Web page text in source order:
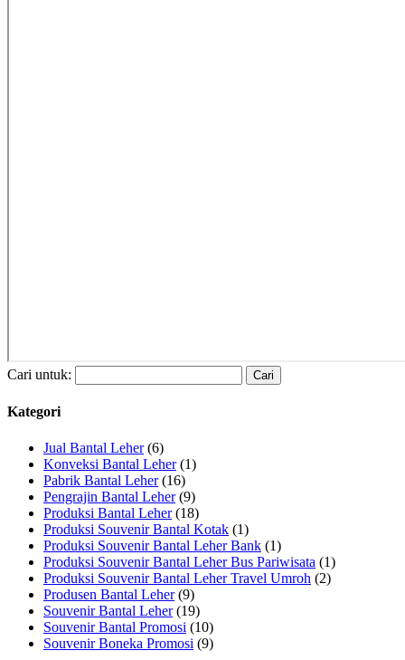
Cari untuk:
Kategori
Jual Bantal Leher(6)
Konveksi Bantal Leher(1)
Pabrik Bantal Leher(16)
Pengrajin Bantal Leher(9)
Produksi Bantal Leher(18)
Produksi Souvenir Bantal Kotak (1)
Produksi Souvenir Bantal Leher Bank (1)
Produksi Souvenir Bantal Leher Bus Pariwisata (1)
Produksi Souvenir Bantal Leher Travel Umroh (2)
Produsen Bantal Leher(9)
Souvenir Bantal Leher(19)
Souvenir Bantal Promosi (10)
Souvenir Boneka Promosi (9)